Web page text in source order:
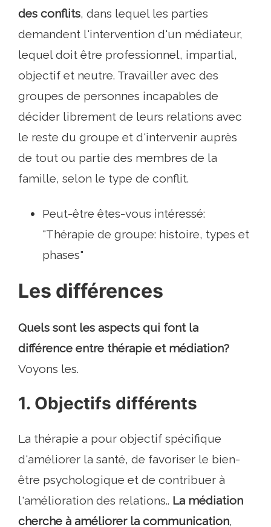
des conflits, dans lequel les parties
demandent l'intervention d'un médiateur,
lequel doit être professionnel, impartial,
objectif et neutre. Travailler avec des
groupes de personnes incapables de
décider librement de leurs relations avec
le reste du groupe et d'intervenir auprès
de tout ou partie des membres de la
famille, selon le type de conflit.
Peut-être êtes-vous intéressé:
"Thérapie de groupe: histoire, types et
phases"
Les différences
Quels sont les aspects qui font la
différence entre thérapie et médiation?
Voyons les.
1. Objectifs différents
La thérapie a pour objectif spécifique
d'améliorer la santé, de favoriser le bien-
être psychologique et de contribuer à
l'amélioration des relations.. La médiation
cherche à améliorer la communication,